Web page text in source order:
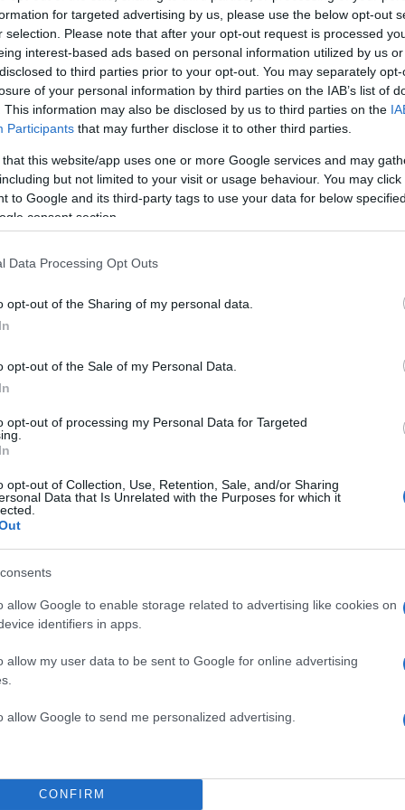
for targeted advertising by us, please use the below opt-out
selection. Please note that after your opt-out request is processed
interest-based ads based on personal information utilized by us
to third parties prior to your opt-out. You may separately
of your personal information by third parties on the IAB’s list of
This information may also be disclosed by us to third parties on the
Participants that may further disclose it to other third parties.
that this website/app uses one or more Google services and may
but not limited to your visit or usage behaviour. You may
to Google and its third-party tags to use your data for below
consent section.
Data Processing Opt Outs
opt-out of the Sharing of my personal data.
opt-out of the Sale of my Personal Data.
opt-out of processing my Personal Data for Targeted
opt-out of Collection, Use, Retention, Sale, and/or Sharing
Data that Is Unrelated with the Purposes for which it
allow Google to enable storage related to advertising like cookies on
identifiers in apps.
allow my user data to be sent to Google for online advertising
allow Google to send me personalized advertising.
CONFIRM
6 με 8 βαθμούς Κελσίου. Κατά τόπους παγετός θα
και βόρεια ηπειρωτικά τις πρωινές και τις
καιρού για αύριο Σάββατο
την ΕΜΥ για όλη την Ελλάδα
και Θεσσαλονίκη
βροχές και κυρίως στα θαλάσσια και
Χιονοπτώσεις θα σημειωθούν στα ορεινά και
3 με 4 μποφόρ, γρήγορα όμως θα στραφούν
5 με 6, βαθμιαία 6 με 7 και το βράδυ στα
μποφόρ.
02 έως 10 βαθμούς Κελσίου, ενώ στα βόρεια η
χαμηλότερη.